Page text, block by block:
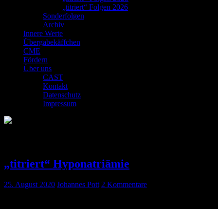
„titriert“ Folgen 2026
Sonderfolgen
Archiv
Innere Werte
Übergabekäffchen
CME
Fördern
Über uns
CAST
Kontakt
Datenschutz
Impressum
„titriert“ Hyponatriämie
25. August 2020 Johannes Pott 2 Kommentare